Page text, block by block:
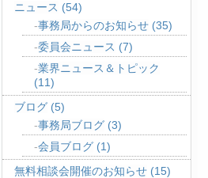
ニュース (54)
事務局からのお知らせ (35)
委員会ニュース (7)
業界ニュース＆トピック
(11)
ブログ (5)
事務局ブログ (3)
会員ブログ (1)
無料相談会開催のお知らせ (15)